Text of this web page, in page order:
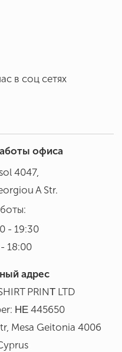
в соц сетях
офиса
4047,
A Str.
- 19:30
18:00
адрес
PRINΤ LTD
ΗΕ 445650
Mesa Geitonia 4006